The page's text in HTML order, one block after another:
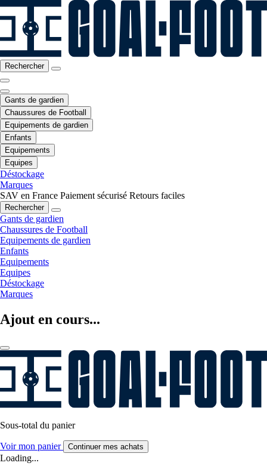
Rechercher
Gants de gardien
Chaussures de Football
Equipements de gardien
Enfants
Equipements
Equipes
Déstockage
Marques
SAV en France Paiement sécurisé Retours faciles
Rechercher
Gants de gardien
Chaussures de Football
Equipements de gardien
Enfants
Equipements
Equipes
Déstockage
Marques
Ajout en cours...
Sous-total du panier
Voir mon panier Continuer mes achats
Loading...